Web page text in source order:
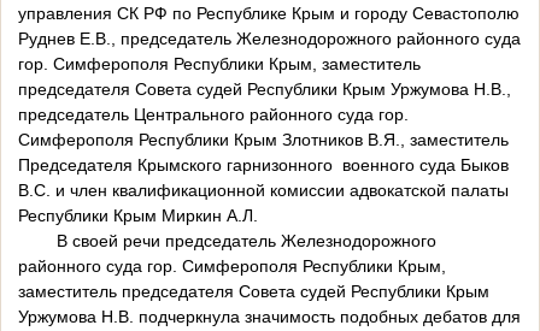
управления СК РФ по Республике Крым и городу Севастополю
Руднев Е.В., председатель Железнодорожного районного суда
гор. Симферополя Республики Крым, заместитель
председателя Совета судей Республики Крым Уржумова Н.В.,
председатель Центрального районного суда гор.
Симферополя Республики Крым Злотников В.Я., заместитель
Председателя Крымского гарнизонного военного суда Быков
В.С. и член квалификационной комиссии адвокатской палаты
Республики Крым Миркин А.Л.
В своей речи председатель Железнодорожного
районного суда гор. Симферополя Республики Крым,
заместитель председателя Совета судей Республики Крым
Уржумова Н.В. подчеркнула значимость подобных дебатов для